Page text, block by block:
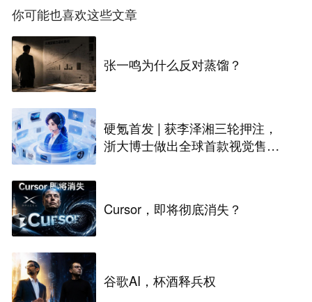
你可能也喜欢这些文章
张一鸣为什么反对蒸馏？
硬氪首发 | 获李泽湘三轮押注，
浙大博士做出全球首款视觉售后
Cursor，即将彻底消失？
谷歌AI，杯酒释兵权